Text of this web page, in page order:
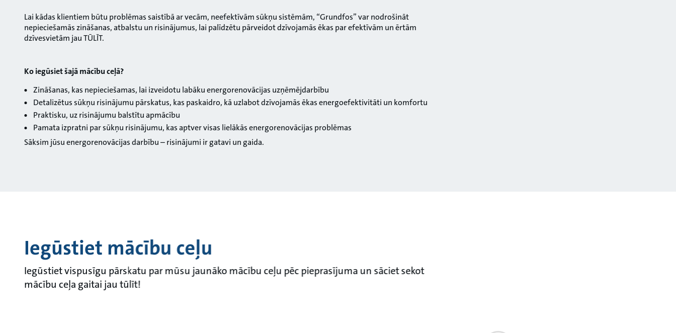
Lai kādas klientiem būtu problēmas saistībā ar vecām, neefektīvām sūkņu sistēmām, “Grundfos” var nodrošināt
nepieciešamās zināšanas, atbalstu un risinājumus, lai palīdzētu pārveidot dzīvojamās ēkas par efektīvām un ērtām
dzīvesvietām jau TŪLĪT.
Ko iegūsiet šajā mācību ceļā?
Zināšanas, kas nepieciešamas, lai izveidotu labāku energorenovācijas uzņēmējdarbību
Detalizētus sūkņu risinājumu pārskatus, kas paskaidro, kā uzlabot dzīvojamās ēkas energoefektivitāti un komfortu
Praktisku, uz risinājumu balstītu apmācību
Pamata izpratni par sūkņu risinājumu, kas aptver visas lielākās energorenovācijas problēmas
Sāksim jūsu energorenovācijas darbību – risinājumi ir gatavi un gaida.
Iegūstiet mācību ceļu
Iegūstiet vispusīgu pārskatu par mūsu jaunāko mācību ceļu pēc pieprasījuma un sāciet sekot
mācību ceļa gaitai jau tūlīt!